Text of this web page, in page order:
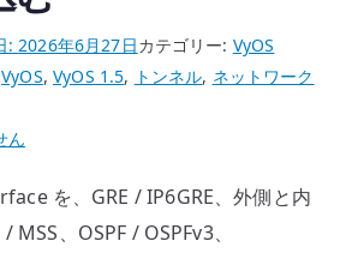
:2026年6月27日カテゴリー: VyOS
VyOS,VyOS 1.5, トンネル, ネットワーク
ん
を、GRE / IP6GRE、外側と内
、OSPF / OSPFv3、